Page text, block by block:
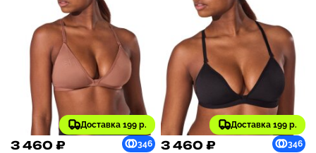
Доставка 199 р.
3 460 ₽ 346
Доставка 199 р.
3 460 ₽ 346